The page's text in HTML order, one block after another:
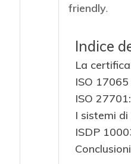
friendly.
Indice
La
ISO
ISO
I sistemi
ISDP
Conclusioni